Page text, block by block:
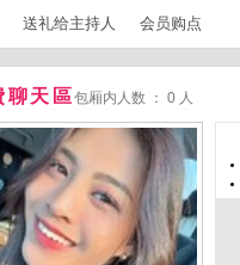
送礼给主持人 会员购点
聊天區包厢内人数 ： 0 人